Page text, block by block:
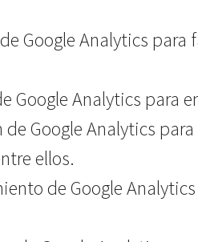
Google Analytics
Google Analytics para
Google Analytics
ellos.
de Google